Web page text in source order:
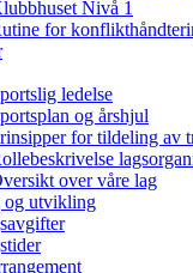
Nivå 1
for
ledelse
og årshjul
for tildeling av
over våre lag
og utvikling